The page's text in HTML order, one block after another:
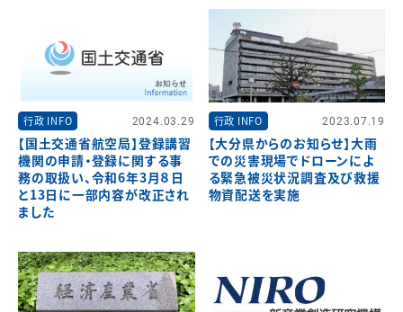
行政 INFO 2024.03.29
【国土交通省航空局】登録講習
機関の申請・登録に関する事
務の取扱い、令和6年3月８日
と13日に一部内容が改正され
ました
行政 INFO 2023.07.19
【大分県からのお知らせ】大雨
での災害現場でドローンによ
る緊急被災状況調査及び救援
物資配送を実施